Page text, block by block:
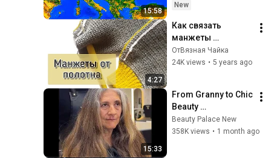
15:58
Новый удар на
New
4:27
Как связать
манжеты
крючком. Супер
способ.
ОтВязная Чайка
24K views • 5 years ago
15:33
From Granny to Chic
Beauty
Transformation |
Before and After
Beauty Palace New
358K views • 1 month ago